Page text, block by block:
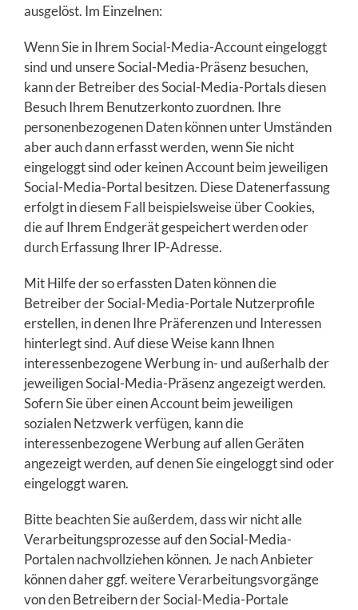
ausgelöst. Im Einzelnen:
Wenn Sie in Ihrem Social-Media-Account eingeloggt
sind und unsere Social-Media-Präsenz besuchen,
kann der Betreiber des Social-Media-Portals diesen
Besuch Ihrem Benutzerkonto zuordnen. Ihre
personenbezogenen Daten können unter Umständen
aber auch dann erfasst werden, wenn Sie nicht
eingeloggt sind oder keinen Account beim jeweiligen
Social-Media-Portal besitzen. Diese Datenerfassung
erfolgt in diesem Fall beispielsweise über Cookies,
die auf Ihrem Endgerät gespeichert werden oder
durch Erfassung Ihrer IP-Adresse.
Mit Hilfe der so erfassten Daten können die
Betreiber der Social-Media-Portale Nutzerprofile
erstellen, in denen Ihre Präferenzen und Interessen
hinterlegt sind. Auf diese Weise kann Ihnen
interessenbezogene Werbung in- und außerhalb der
jeweiligen Social-Media-Präsenz angezeigt werden.
Sofern Sie über einen Account beim jeweiligen
sozialen Netzwerk verfügen, kann die
interessenbezogene Werbung auf allen Geräten
angezeigt werden, auf denen Sie eingeloggt sind oder
eingeloggt waren.
Bitte beachten Sie außerdem, dass wir nicht alle
Verarbeitungsprozesse auf den Social-Media-
Portalen nachvollziehen können. Je nach Anbieter
können daher ggf. weitere Verarbeitungsvorgänge
von den Betreibern der Social-Media-Portale